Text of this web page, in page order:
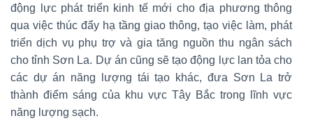
động lực phát triển kinh tế mới cho địa phương thông
qua việc thúc đẩy hạ tầng giao thông, tạo việc làm, phát
triển dịch vụ phụ trợ và gia tăng nguồn thu ngân sách
cho tỉnh Sơn La. Dự án cũng sẽ tạo động lực lan tỏa cho
các dự án năng lượng tái tạo khác, đưa Sơn La trở
thành điểm sáng của khu vực Tây Bắc trong lĩnh vực
năng lượng sạch.